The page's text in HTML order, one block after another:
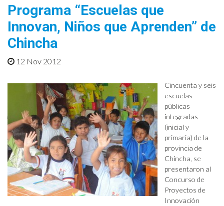
Programa “Escuelas que
Innovan, Niños que Aprenden” de
Chincha
12 Nov 2012
Cincuenta y seis
escuelas
públicas
integradas
(inicial y
primaria) de la
provincia de
Chincha, se
presentaron al
Concurso de
Proyectos de
Innovación